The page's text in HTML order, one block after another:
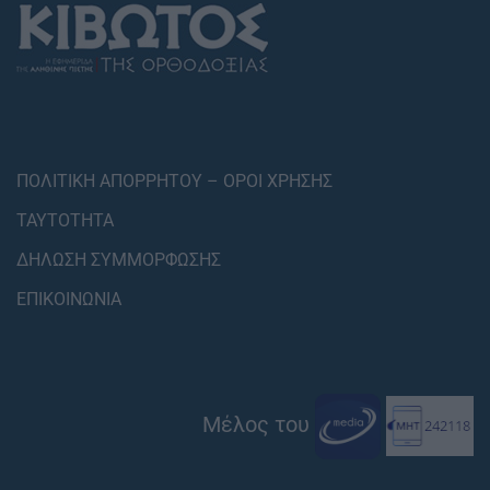
ΠΟΛΙΤΙΚΗ ΑΠΟΡΡΗΤΟΥ – ΟΡΟΙ ΧΡΗΣΗΣ
ΤΑΥΤΟΤΗΤΑ
ΔΗΛΩΣΗ ΣΥΜΜΟΡΦΩΣΗΣ
ΕΠΙΚΟΙΝΩΝΙΑ
Μέλος του